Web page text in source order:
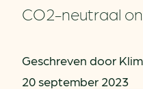
CO2-neutraal
Geschreven door
20 september 2023